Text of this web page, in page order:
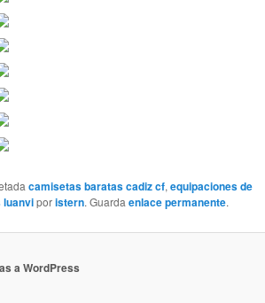
camisetas baratas cadiz cf,equipaciones de
luanviporistern. Guardaenlace permanente.
a WordPress